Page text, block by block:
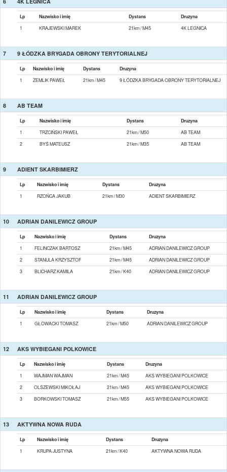
Lp Nazwisko i imię Dystans
Druzyna
1
KRAJEWSKI MAREK 21km / M45 4K LEGNICA
7 9 ŁÓDZKA BRYGADA OBRONY TERYTORIALNEJ
Lp Nazwisko i imię Dystans
Druzyna
1
ZEMLIK PAWEŁ 21km / M45 9 ŁÓDZKA BRYGADA OBRONY TERYTORIALNEJ
8 AB TEAM
Lp Nazwisko i imię Dystans
Druzyna
1
TRZCIŃSKI PAWEŁ 21km / M50
AB TEAM
2
BYŚ MATEUSZ 21km / M35 AB TEAM
9 ADIENT SKARBIMIERZ
Lp Nazwisko i imię Dystans
Druzyna
1
RZOŃCA JAKUB 21km / M30 ADIENT SKARBIMIERZ
10 ADRIAN DANILEWICZ GROUP
Lp Nazwisko i imię Dystans
Druzyna
1
FELINCZAK BARTOSZ 21km / M45
ADRIAN DANILEWICZ GROUP
2
STANULA KRZYSZTOF 21km / M45
ADRIAN DANILEWICZ GROUP
3
BLICHARZ KAMILA 21km / K40 ADRIAN DANILEWICZ GROUP
11 ADRIAN DANILEWICZ GROUP
Lp Nazwisko i imię Dystans
Druzyna
1
GŁOWACKI TOMASZ 21km / M50 ADRIAN DANILEWICZ GROUP
12 AKS WYBIEGANI POLKOWICE
Lp Nazwisko i imię Dystans
Druzyna
1
WAJMAN WAJMAN 21km / M45
AKS WYBIEGANI POLKOWICE
2
OLSZEWSKI MIKOŁAJ 21km / M45
AKS WYBIEGANI POLKOWICE
3
BORKOWSKI TOMASZ 21km / M55 AKS WYBIEGANI POLKOWICE
13 AKTYWNA NOWA RUDA
Lp Nazwisko i imię Dystans
Druzyna
1
KRUPA JUSTYNA 21km / K40 AKTYWNA NOWA RUDA